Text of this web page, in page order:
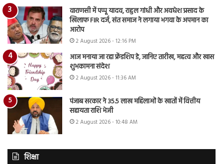
वाराणसी में पप्पू यादव, राहुल गांधी और अवधेश प्रसाद के
खिलाफ FIR दर्ज, संत समाज ने लगाया भगवा के अपमान का
आरोप
2 August 2026 - 12:16 PM
आज मनाया जा रहा फ्रेंडशिप डे, जानिए तारीख, महत्व और खास
शुभकामना संदेश
2 August 2026 - 11:36 AM
पंजाब सरकार ने 35.5 लाख महिलाओं के खातों में वित्तीय
सहायता राशि भेजी
2 August 2026 - 10:48 AM
शिक्षा